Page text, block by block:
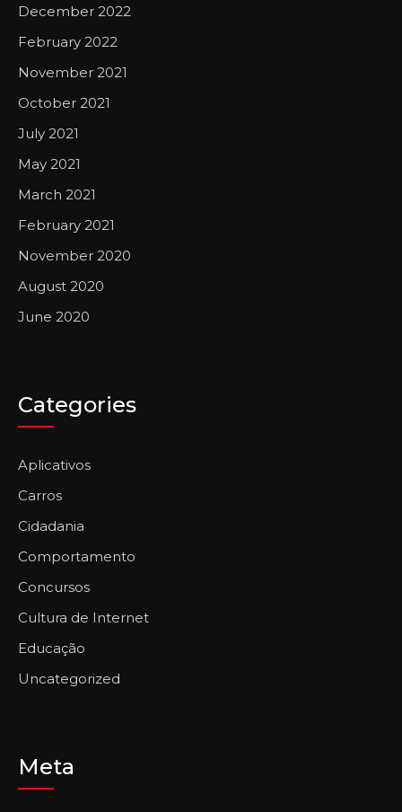
December 2022
February 2022
November 2021
October 2021
July 2021
May 2021
March 2021
February 2021
November 2020
August 2020
June 2020
Categories
Aplicativos
Carros
Cidadania
Comportamento
Concursos
Cultura de Internet
Educação
Uncategorized
Meta